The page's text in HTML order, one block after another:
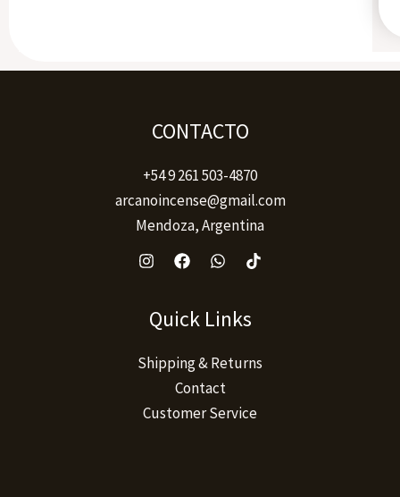
CONTACTO
+54 9 261 503-4870
arcanoincense@gmail.com
Mendoza, Argentina
Quick Links
Shipping & Returns
Contact
Customer Service